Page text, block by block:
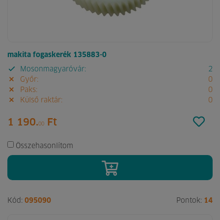
makita fogaskerék 135883-0
Mosonmagyaróvár:
2
Győr:
0
Paks:
0
Külső raktár:
0
1 190.00 Ft
Összehasonlítom
Kód: 095090 Pontok: 14